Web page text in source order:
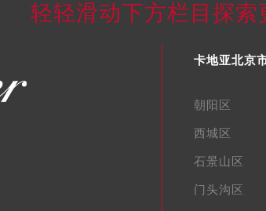
轻轻滑动下方栏目探索
卡地亚北京
朝阳区
西城区
石景山区
门头沟区